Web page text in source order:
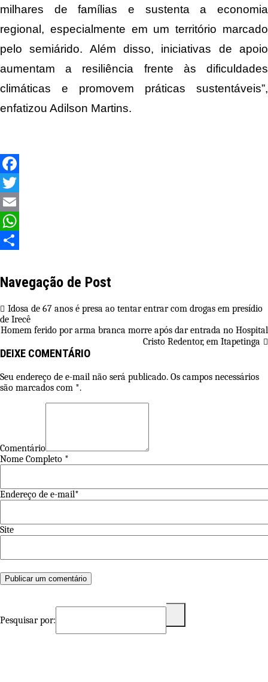
milhares de famílias e sustenta a economia
regional, especialmente em um território marcado
pelo semiárido. Além disso, iniciativas de apoio
aumentam a resiliência frente às dificuldades
climáticas e promovem práticas sustentáveis”,
enfatizou Adilson Martins.
Facebook
Twitter
Email
WhatsApp
Navegação de Post
Idosa de 67 anos é presa ao tentar entrar com drogas em presídio
de Irecê
Homem ferido por arma branca morre após dar entrada no Hospital
Cristo Redentor, em Itapetinga
DEIXE COMENTÁRIO
Seu endereço de e-mail não será publicado. Os campos necessários
são marcados com *.
Comentário
Nome Completo *
Endereço de e-mail*
Site
Pesquisar por: